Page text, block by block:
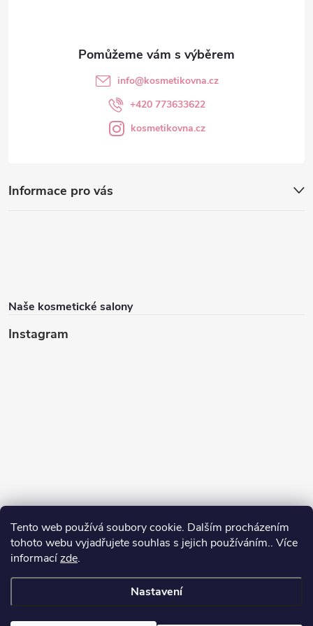
Tento web používá soubory cookie. Dalším procházením
tohoto webu vyjadřujete souhlas s jejich používáním.. Více
informacízde.
Nastavení
Informace pro vás
Naše kosmetické salony
Instagram
info@kosmetikovna.cz
+420 773633622
kosmetikovna.cz